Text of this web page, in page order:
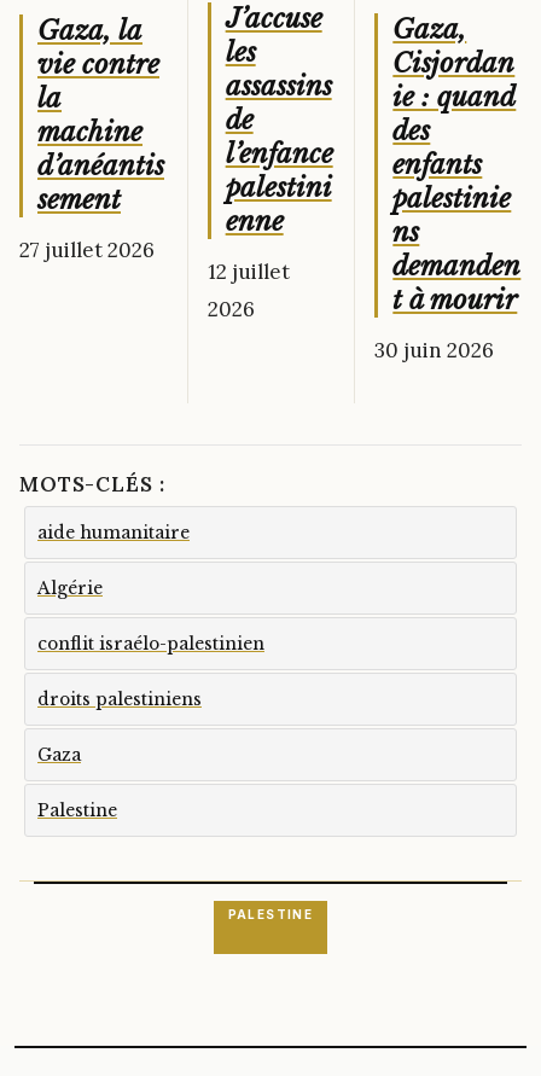
Gaza, la
vie contre
la
machine
d’anéantis
sement
27 juillet 2026
J’accuse
les
assassins
de
l’enfance
palestini
enne
12 juillet
2026
Gaza,
Cisjordan
ie : quand
des
enfants
palestinie
ns
demanden
t à mourir
30 juin 2026
MOTS-CLÉS :
aide humanitaire
Algérie
conflit israélo-palestinien
droits palestiniens
Gaza
Palestine
PALESTINE